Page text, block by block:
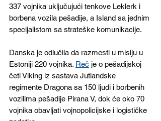
337 vojnika uključujući tenkove Leklerk i
borbena vozila pešadije, a Island sa jednim
specijalistom sa strateške komunikacije.
Danska je odlučila da razmesti u misiju u
Estoniji 220 vojnika. Reč je o pešadijskoj
četi Viking iz sastava Jutlandske
regimente Dragona sa 150 ljudi i borbenih
vozilima pešadije Pirana V, dok će oko 70
vojnika obavljati vojnopolicijske i logističke